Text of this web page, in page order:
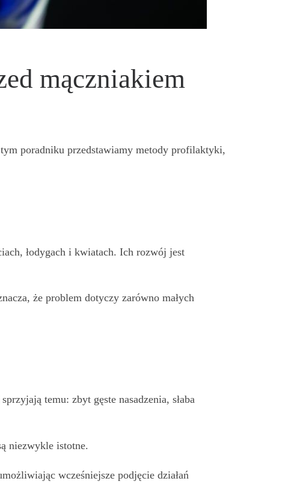
mączniakiem
poradniku przedstawiamy metody profilaktyki,
łodygach i kwiatach. Ich rozwój jest
że problem dotyczy zarówno małych
temu: zbyt gęste nasadzenia, słaba
niezwykle istotne.
wcześniejsze podjęcie działań